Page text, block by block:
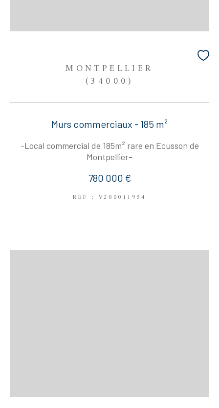
MONTPELLIER
(34000)
Murs commerciaux - 185 m²
-Local commercial de 185m² rare en Ecusson de
Montpellier-
780 000 €
REF : V200011954